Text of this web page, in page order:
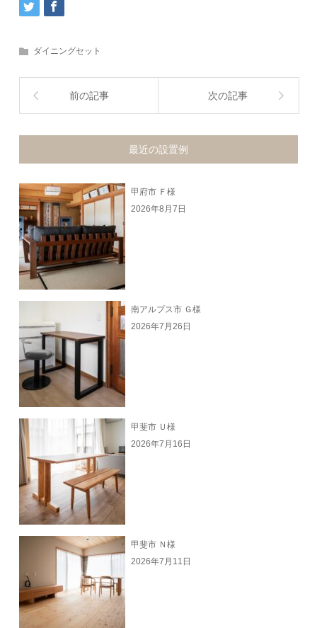
ダイニングセット
前の記事 次の記事
最近の設置例
甲府市 Ｆ様
2026年8月7日
南アルプス市 Ｇ様
2026年7月26日
甲斐市 Ｕ様
2026年7月16日
甲斐市 Ｎ様
2026年7月11日